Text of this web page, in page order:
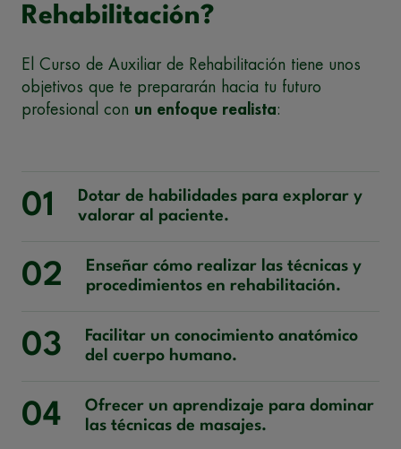
Rehabilitación?
El Curso de Auxiliar de Rehabilitación tiene unos
objetivos que te prepararán hacia tu futuro
profesional con un enfoque realista:
01
Dotar de habilidades para explorar y
valorar al paciente.
02
Enseñar cómo realizar las técnicas y
procedimientos en rehabilitación.
03
Facilitar un conocimiento anatómico
del cuerpo humano.
04
Ofrecer un aprendizaje para dominar
las técnicas de masajes.